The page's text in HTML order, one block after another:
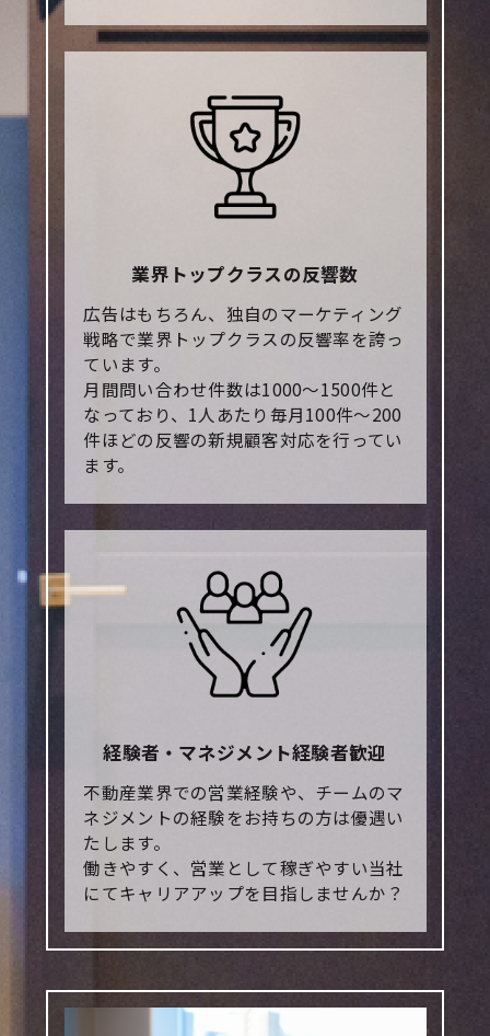
業界トップクラスの反響数
広告はもちろん、独自のマーケティング
戦略で業界トップクラスの反響率を誇っ
ています。
月間問い合わせ件数は1000～1500件と
なっており、1人あたり毎月100件～200
件ほどの反響の新規顧客対応を行ってい
ます。
経験者・マネジメント経験者歓迎
不動産業界での営業経験や、チームのマ
ネジメントの経験をお持ちの方は優遇い
たします。
働きやすく、営業として稼ぎやすい当社
にてキャリアアップを目指しませんか？